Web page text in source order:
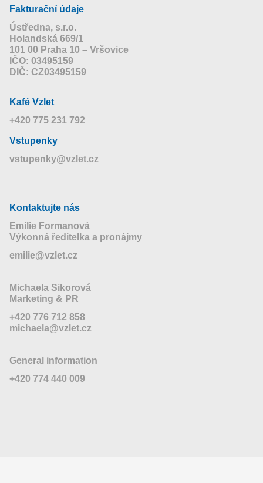
Fakturační údaje
Ústředna, s.r.o.
Holandská 669/1
101 00 Praha 10 – Vršovice
IČO: 03495159
DIČ: CZ03495159
Kafé Vzlet
+420 775 231 792
Vstupenky
vstupenky@vzlet.cz
Kontaktujte nás
Emílie Formanová
Výkonná ředitelka a pronájmy
emilie@vzlet.cz
Michaela Sikorová
Marketing & PR
+420 776 712 858
michaela@vzlet.cz
General information
+420 774 440 009